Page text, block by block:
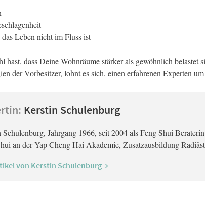
Leben nicht im Fluss ist
hast, dass Deine Wohnräume stärker als gewöhnlich belastet
der Vorbesitzer, lohnt es sich, einen erfahrenen Experten
Kerstin Schulenburg
Jahrgang 1966, seit 2004 als Feng Shui
an der Yap Cheng Hai Akademie, Zusatzausbildung
von Kerstin Schulenburg →